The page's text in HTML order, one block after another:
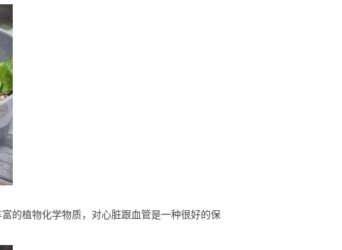
的植物化学物质，对心脏跟血管是一种很好的保